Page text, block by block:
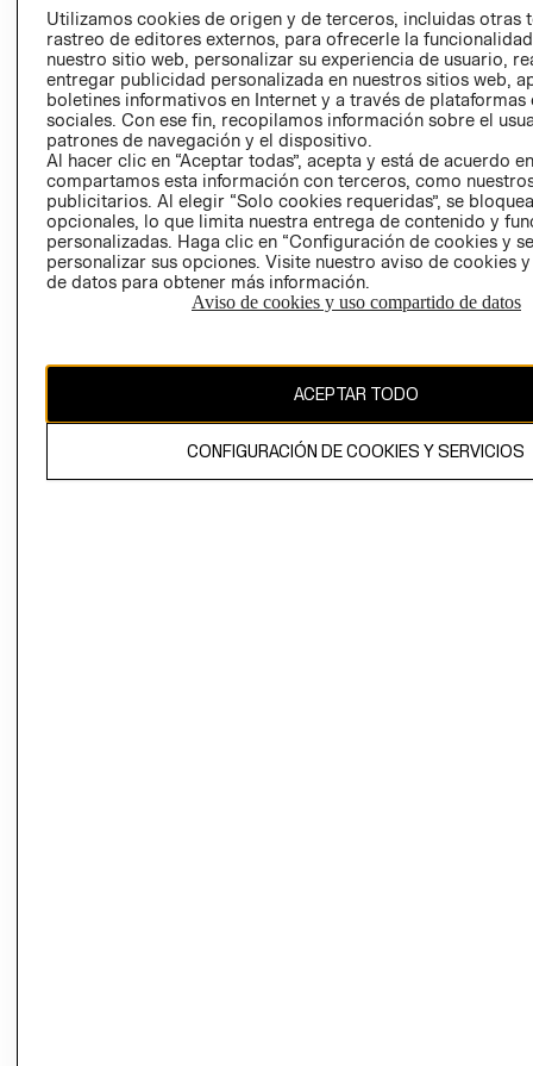
PRENSA
RELACIÓN CON
INVERSIONISTAS
POLÍTICA
EMPRESARIAL
- RETIRO EN
TIENDA
TÉRMINOS Y
CONDICIONES
AVISO DE
PRIVACIDAD
GIFT CARD
AVISO DE
COOKIES
CAMBIAR REGIÓN
Utilizamos cookies de origen y de terceros, incluidas otras
rastreo de editores externos, para ofrecerle la
nuestro sitio web, personalizar su experiencia de usuario,
entregar publicidad personalizada en nuestros sitios web,
boletines informativos en Internet y a través de plataformas
sociales. Con ese fin, recopilamos información sobre el
patrones de navegación y el dispositivo.
Al hacer clic en “Aceptar todas”, acepta y está de acuerdo
compartamos esta información con terceros, como
publicitarios. Al elegir “Solo cookies requeridas”, se
opcionales, lo que limita nuestra entrega de contenido y
personalizadas. Haga clic en “Configuración de cookies y
personalizar sus opciones. Visite nuestro aviso de cookies
de datos para obtener más información.
Aviso de cookies y uso compartido de datos
ACEPTAR TODO
CONFIGURACIÓN DE COOKIES Y SERVICIOS